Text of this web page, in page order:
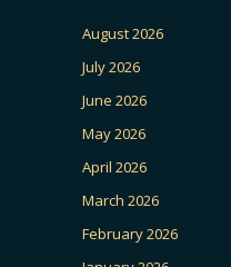
August 2026
July 2026
June 2026
May 2026
April 2026
March 2026
February 2026